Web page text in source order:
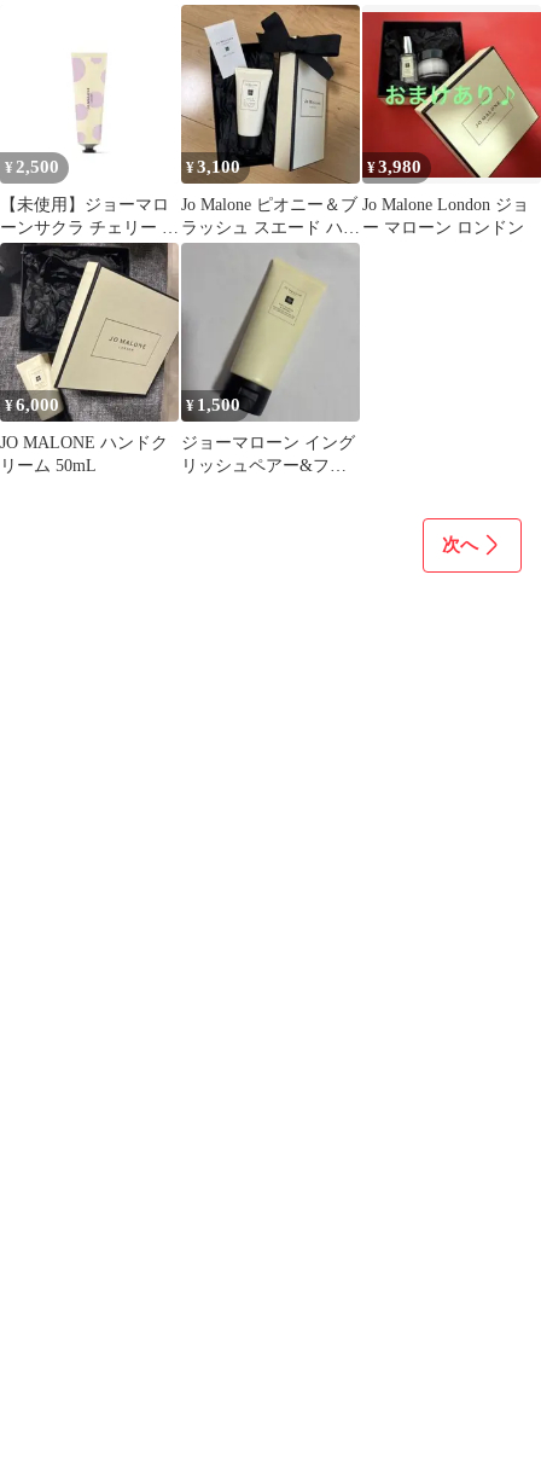
ージア ハンドクリーム &ハンドウォッシュ
¥ 2,500
【未使用】ジョーマロ
ーンサクラ チェリー ブ
ロッサム ハンドクリー
ム30ml
¥3,100
Jo Malone ピオニー＆ブ
ラッシュ スエード ハン
ドクリーム
¥3,980
Jo Malone London ジョ
ー マローン ロンドン
¥6,000
JO MALONE ハンドク
リーム 50mL
¥ 1,500
ジョーマローン イング
リッシュペアー&フリ
次へ